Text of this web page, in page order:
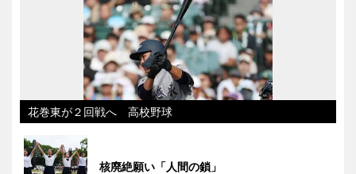
花巻東が２回戦へ 高校野球
核廃絶願い「人間の鎖」